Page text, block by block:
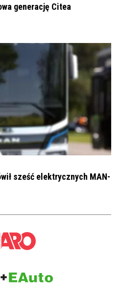
generację Citea
sześć elektrycznych MAN-